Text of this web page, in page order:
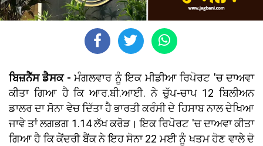
ਬਿਜ਼ਨੈੱਸ ਡੈਸਕ -ਮੰਗਲਵਾਰ ਨੂੰ ਇਕ ਮੀਡੀਆ ਰਿਪੋਰਟ 'ਚ ਦਾਅਵਾ
ਕੀਤਾ ਗਿਆ ਹੈ ਕਿ ਆਰ.ਬੀ.ਆਈ. ਨੇ ਚੁੱਪ-ਚਾਪ 12 ਬਿਲੀਅਨ
ਡਾਲਰ ਦਾ ਸੋਨਾ ਵੇਚ ਦਿੱਤਾ ਹੈ ਭਾਰਤੀ ਕਰੰਸੀ ਦੇ ਹਿਸਾਬ ਨਾਲ ਦੇਖਿਆ
ਜਾਵੇ ਤਾਂ ਲਗਭਗ 1.14 ਲੱਖ ਕਰੋੜ। ਇਕ ਰਿਪੋਰਟ 'ਚ ਦਾਅਵਾ ਕੀਤਾ
ਗਿਆ ਹੈ ਕਿ ਕੇਂਦਰੀ ਬੈਂਕ ਨੇ ਇਹ ਸੋਨਾ 22 ਮਈ ਨੂੰ ਖਤਮ ਹੋਣ ਵਾਲੇ ਦੋ